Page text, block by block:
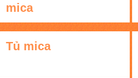
mica
Tủ mica